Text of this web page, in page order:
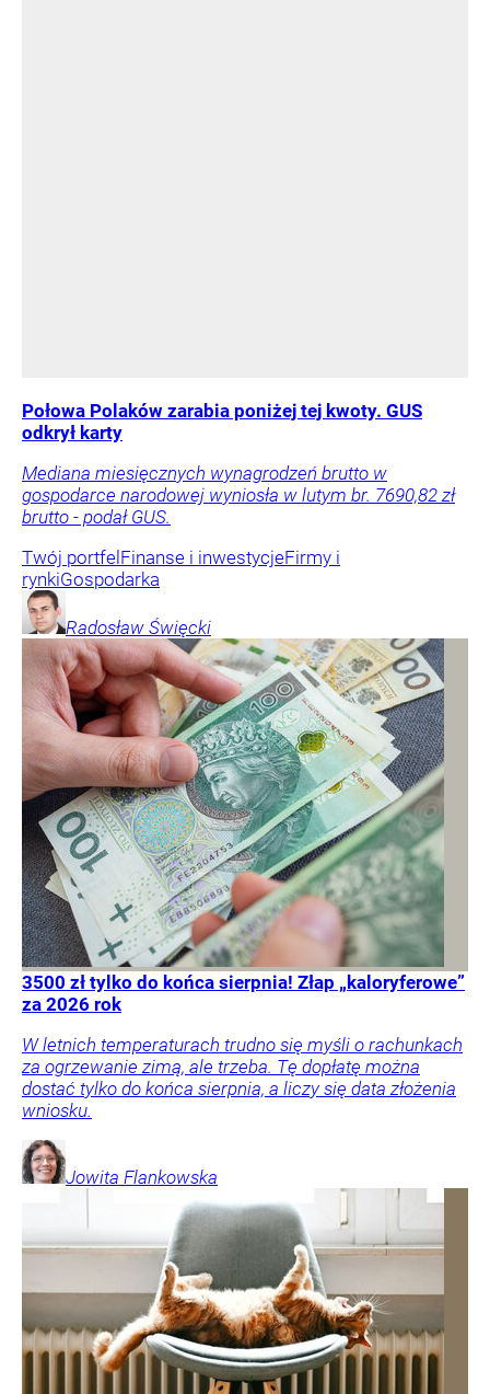
Połowa Polaków zarabia poniżej tej kwoty. GUS
odkrył karty
Mediana miesięcznych wynagrodzeń brutto w
gospodarce narodowej wyniosła w lutym br. 7690,82 zł
brutto - podał GUS.
Twój portfelFinanse i inwestycjeFirmy i
rynkiGospodarka
Radosław Święcki
3500 zł tylko do końca sierpnia! Złap „kaloryferowe”
za 2026 rok
W letnich temperaturach trudno się myśli o rachunkach
za ogrzewanie zimą, ale trzeba. Tę dopłatę można
dostać tylko do końca sierpnia, a liczy się data złożenia
wniosku.
Jowita Flankowska